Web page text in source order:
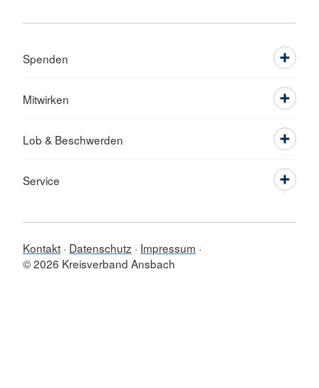
Spenden
Mitwirken
Lob & Beschwerden
Service
Kontakt Datenschutz
Impressum
© 2026 Kreisverband Ansbach